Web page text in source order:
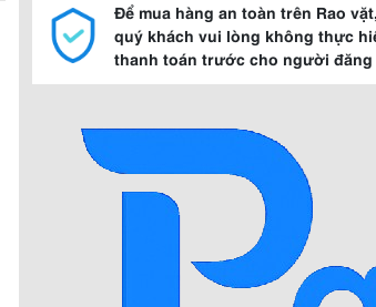
Để mua hàng an toàn trên Rao vặt,
quý khách vui lòng không thực
thanh toán trước cho người